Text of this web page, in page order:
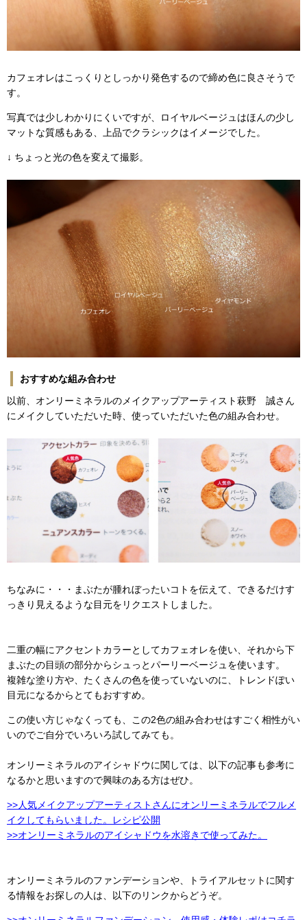
カフェオレはこっくりとしっかり発色するので締め色に良さそうで
す。
写真では少しわかりにくいですが、ロイヤルベージュはほんの少し
マットな質感もある、上品でクラシックはイメージでした。
↓ ちょっと光の色を変えて撮影。
おすすめな組み合わせ
以前、オンリーミネラルのメイクアップアーティスト萩野 誠さん
にメイクしていただいた時、使っていただいた色の組み合わせ。
ちなみに・・・まぶたが腫れぼったいコトを伝えて、できるだけす
っきり見えるような目元をリクエストしました。
二重の幅にアクセントカラーとしてカフェオレを使い、それから下
まぶたの目頭の部分からシュっとパーリーベージュを使います。
複雑な塗り方や、たくさんの色を使っていないのに、トレンドぽい
目元になるからとてもおすすめ。
この使い方じゃなくっても、この2色の組み合わせはすごく相性がい
いのでご自分でいろいろ試してみても。
オンリーミネラルのアイシャドウに関しては、以下の記事も参考に
なるかと思いますので興味のある方はぜひ。
>>人気メイクアップアーティストさんにオンリーミネラルでフルメ
イクしてもらいました。レシピ公開
>>オンリーミネラルのアイシャドウを水溶きで使ってみた。
オンリーミネラルのファンデーションや、トライアルセットに関す
る情報をお探しの人は、以下のリンクからどうぞ。